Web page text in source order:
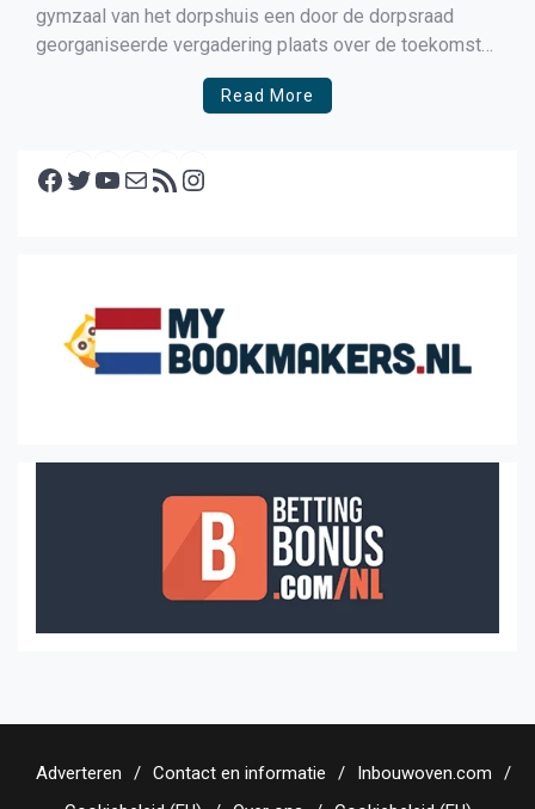
gymzaal van het dorpshuis een door de dorpsraad
georganiseerde vergadering plaats over de toekomst
van het dorp en over de vraag over nu wel of geen
woningbouw moet komen. Lees ook: Provincie
Read More
Facebook Twitter YouTube E-mail RSS feed
Adverteren Contact en informatie
Inbouwoven.com